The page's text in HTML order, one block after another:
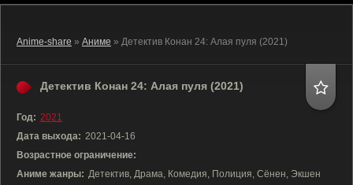
Anime-share » Аниме » Детектив Конан 24: Алая пуля (2021)
Детектив Конан 24: Алая пуля (2021)
Год: 2021
Дата выхода: 2021-04-16
Возрастное ограничение:
Аниме жанры: Детектив, Драма, Комедия, Полиция, Сёнен, Экшен